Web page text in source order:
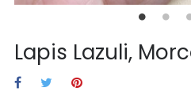
Lapis Lazuli,